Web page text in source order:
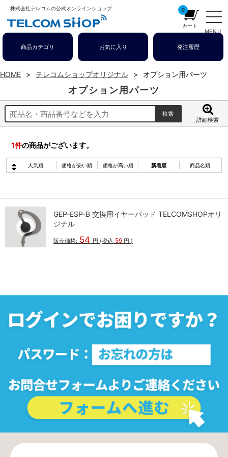
株式会社テレコムの公式オンラインショップ
MENU
0
カート
商品カテゴリ お気に入り 発注履歴
HOME テレコムショップオリジナル オプション用パーツ
オプション用パーツ
詳細検索
1件の商品がございます。
人気順 価格が安い順 価格が高い順 新着順 商品名順
GEP-ESP-B 交換用イヤーパッド TELCOMSHOPオリ
ジナル
販売価格: 54 円 (税込 59 円 )